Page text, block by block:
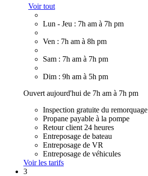
Voir tout
Lun - Jeu : 7h am à 7h pm
Ven : 7h am à 8h pm
Sam : 7h am à 7h pm
Dim : 9h am à 5h pm
Ouvert aujourd'hui de 7h am à 7h pm
Inspection gratuite du remorquage
Propane payable à la pompe
Retour client 24 heures
Entreposage de bateau
Entreposage de VR
Entreposage de véhicules
Voir les tarifs
3